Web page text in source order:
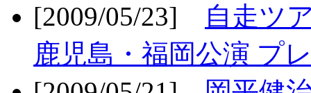
[2009/05/23]
自走ツ
鹿児島・福岡公演 プ